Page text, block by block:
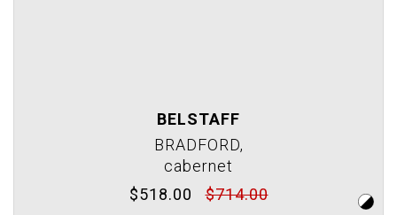
BELSTAFF
BRADFORD,
cabernet
$518.00
$714.00